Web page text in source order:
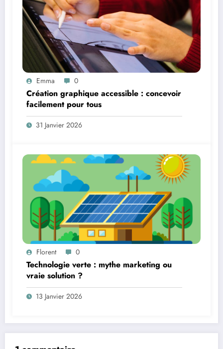
Emma 0
Création graphique accessible : concevoir
facilement pour tous
31 Janvier 2026
Florent 0
Technologie verte : mythe marketing ou
vraie solution ?
13 Janvier 2026